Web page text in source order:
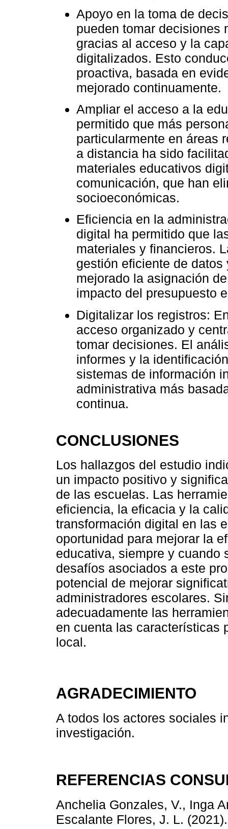
Apoyo en la toma de
pueden tomar decisiones
gracias al acceso y la
digitalizados. Esto
proactiva, basada en
mejorado continuamente.
Ampliar el acceso a la
permitido que más
particularmente en áreas
a distancia ha sido
materiales educativos
comunicación, que han
socioeconómicas.
Eficiencia en la
digital ha permitido que
materiales y financieros.
gestión eficiente de
mejorado la asignación
impacto del presupuesto
Digitalizar los registros:
acceso organizado y
tomar decisiones. El
informes y la
sistemas de información
administrativa más
continua.
CONCLUSIONES
Los hallazgos del estudio
un impacto positivo y
de las escuelas. Las
eficiencia, la eficacia y la
transformación digital en las
oportunidad para mejorar la
educativa, siempre y cuando
desafíos asociados a este
potencial de mejorar
administradores escolares.
adecuadamente las
en cuenta las características
local.
AGRADECIMIENTO
A todos los actores sociales
investigación.
REFERENCIAS
Anchelia Gonzales, V., Inga
Escalante Flores, J. L.